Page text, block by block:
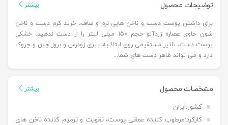
توضیحات محصول بیشتر
برای داشتن پوست دست و ناخن هایی نرم و صاف، خرید کرم دست و ناخن
شون حاوی عصاره زردآلو حجم 150 ميلی لیتر را از دست ندهید. خشکی
پوست دست، تاثیر مستقیمی روی ابتلا به پیری زودرس و بروز چین و چروک
دارد و می تواند ظاهر دست های شما...
مشخصات محصول بیشتر
کشور:ایران
کارکرد:مرطوب کننده­ عمقی پوست، تقویت و ترمیم کننده ناخن های